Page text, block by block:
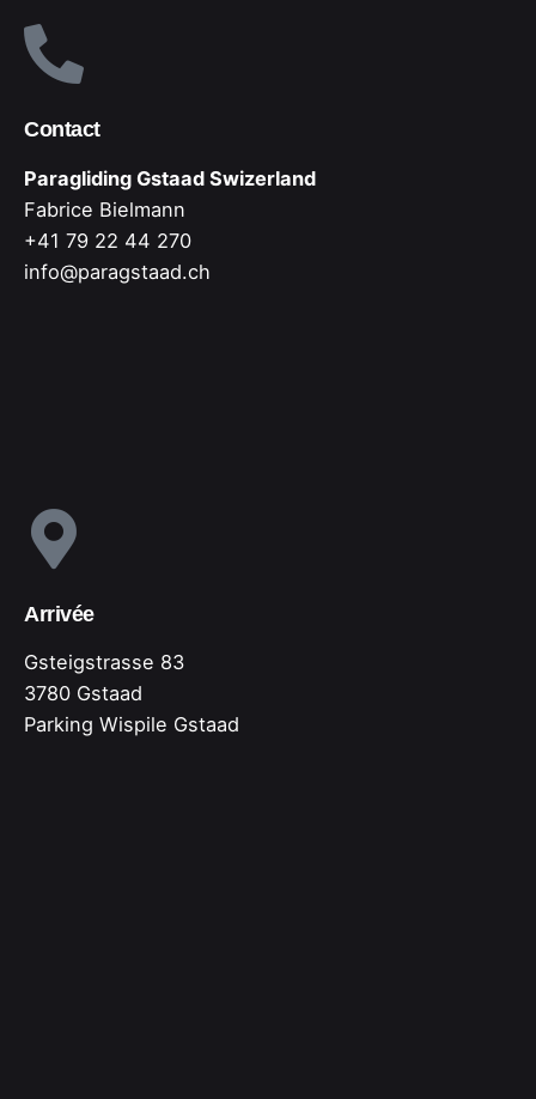
Contact
Paragliding Gstaad Swizerland
Fabrice Bielmann
+41 79 22 44 270
info@paragstaad.ch
Arrivée
Gsteigstrasse 83
3780 Gstaad
Parking Wispile Gstaad